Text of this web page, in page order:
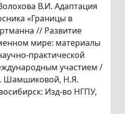
В.И. Адаптация
«Границы в
// Развитие
мире: материалы
практической
участием /
Шамшиковой, Н.Я.
Изд-во НГПУ,